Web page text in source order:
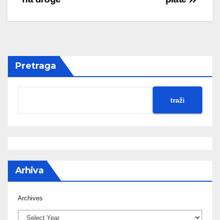
Pretraga
traži
Arhiva
Archives